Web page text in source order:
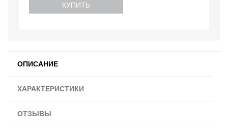
КУПИТЬ
ОПИСАНИЕ
ХАРАКТЕРИСТИКИ
ОТЗЫВЫ